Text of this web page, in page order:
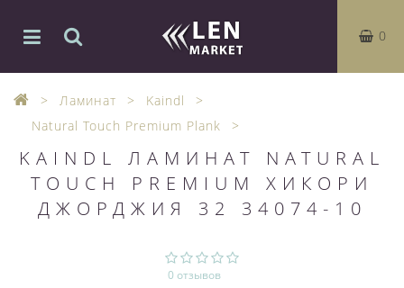
0
Ламинат
Kaindl
Natural Touch Premium Plank
KAINDL ЛАМИНАТ NATURAL
TOUCH PREMIUM ХИКОРИ
ДЖОРДЖИЯ 32 34074-10
0 отзывов